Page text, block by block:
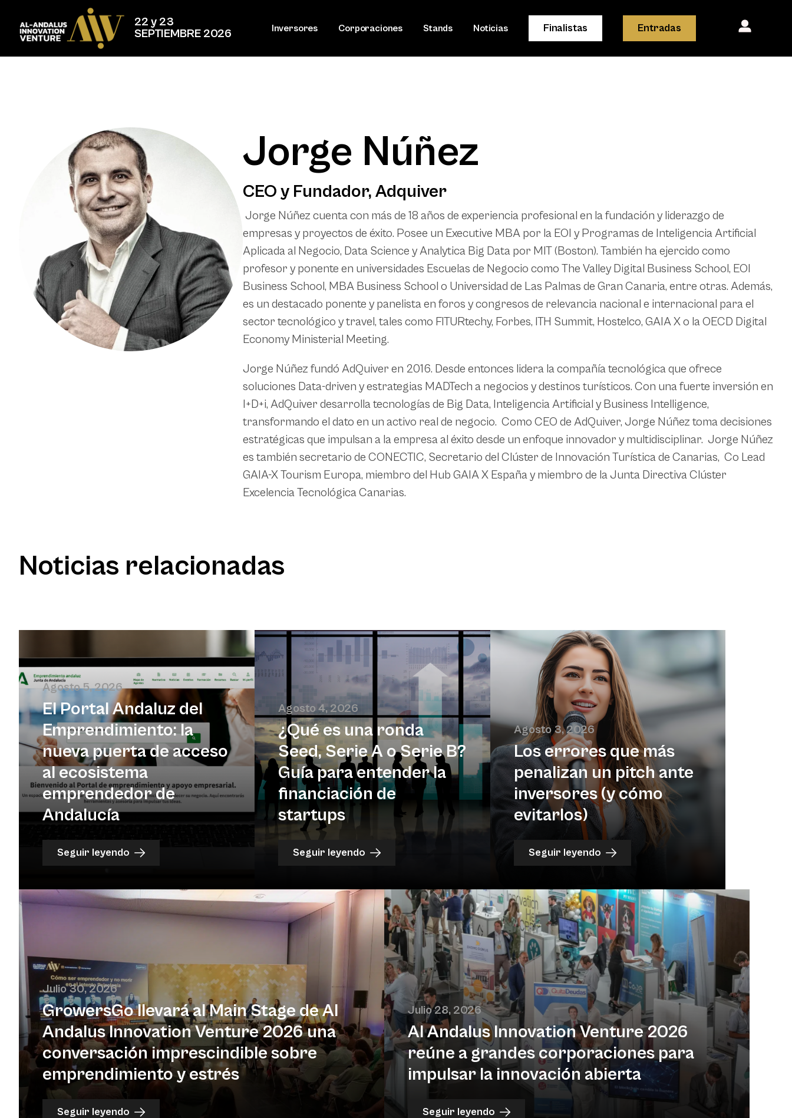
22 y 23
SEPTIEMBRE 2026
Inversores Corporaciones Stands Noticias Finalistas Entradas
Jorge Núñez
CEO y Fundador, Adquiver
Jorge Núñez cuenta con más de 18 años de experiencia profesional en la fundación y liderazgo de
empresas y proyectos de éxito. Posee un Executive MBA por la EOI y Programas de Inteligencia Artificial
Aplicada al Negocio, Data Science y Analytica Big Data por MIT (Boston). También ha ejercido como
profesor y ponente en universidades Escuelas de Negocio como The Valley Digital Business School, EOI
Business School, MBA Business School o Universidad de Las Palmas de Gran Canaria, entre otras. Además,
es un destacado ponente y panelista en foros y congresos de relevancia nacional e internacional para el
sector tecnológico y travel, tales como FITURtechy, Forbes, ITH Summit, Hostelco, GAIA X o la OECD Digital
Economy Ministerial Meeting.
Jorge Núñez fundó AdQuiver en 2016. Desde entonces lidera la compañía tecnológica que ofrece
soluciones Data-driven y estrategias MADTech a negocios y destinos turísticos. Con una fuerte inversión en
I+D+i, AdQuiver desarrolla tecnologías de Big Data, Inteligencia Artificial y Business Intelligence,
transformando el dato en un activo real de negocio. Como CEO de AdQuiver, Jorge Núñez toma decisiones
estratégicas que impulsan a la empresa al éxito desde un enfoque innovador y multidisciplinar. Jorge Núñez
es también secretario de CONECTIC, Secretario del Clúster de Innovación Turística de Canarias, Co Lead
GAIA-X Tourism Europa, miembro del Hub GAIA X España y miembro de la Junta Directiva Clúster
Excelencia Tecnológica Canarias.
Noticias relacionadas
Agosto 5, 2026
El Portal Andaluz del
Emprendimiento: la
nueva puerta de acceso
al ecosistema
emprendedor de
Andalucía
Seguir leyendo
Agosto 4, 2026
¿Qué es una ronda
Seed, Serie A o Serie B?
Guía para entender la
financiación de
startups
Seguir leyendo
Agosto 3, 2026
Los errores que más
penalizan un pitch ante
inversores (y cómo
evitarlos)
Seguir leyendo
Julio 30, 2026
GrowersGo llevará al Main Stage de Al
Andalus Innovation Venture 2026 una
conversación imprescindible sobre
emprendimiento y estrés
Seguir leyendo
Julio 28, 2026
Al Andalus Innovation Venture 2026
reúne a grandes corporaciones para
impulsar la innovación abierta
Seguir leyendo